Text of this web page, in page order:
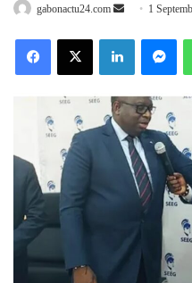
gabonactu24.com
Send 1
FacebookX LinkedIn